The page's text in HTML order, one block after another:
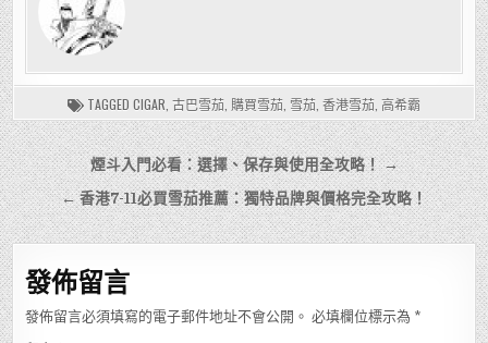
TAGGED CIGAR 古巴雪茄 購買雪茄 雪茄 香港雪茄 高希霸
文
章
導
覽
煙斗入門必看：選擇、保存與使用全攻略！ →
← 香港7-11必買雪茄推薦：獨特品牌與價格完全攻略！
發佈留言
發佈留言必須填寫的電子郵件地址不會公開。 必填欄位標示為 *